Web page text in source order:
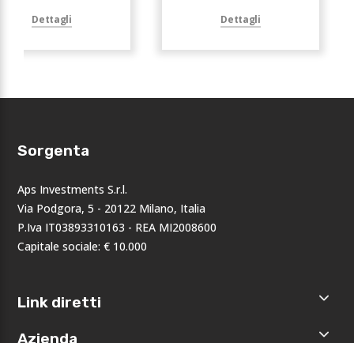
Dettagli Dettagli
Sorgenta
Aps Investments S.r.l.
Via Podgora, 5 - 20122 Milano, Italia
P.Iva IT03893310163 - REA MI2008600
Capitale sociale: € 10.000
Link diretti
Home
Azienda